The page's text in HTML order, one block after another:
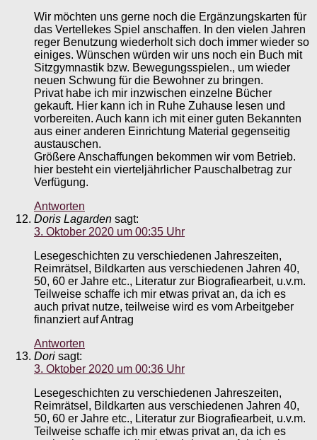
Wir möchten uns gerne noch die Ergänzungskarten für
das Vertellekes Spiel anschaffen. In den vielen Jahren
reger Benutzung wiederholt sich doch immer wieder so
einiges. Wünschen würden wir uns noch ein Buch mit
Sitzgymnastik bzw. Bewegungsspielen., um wieder
neuen Schwung für die Bewohner zu bringen.
Privat habe ich mir inzwischen einzelne Bücher
gekauft. Hier kann ich in Ruhe Zuhause lesen und
vorbereiten. Auch kann ich mit einer guten Bekannten
aus einer anderen Einrichtung Material gegenseitig
austauschen.
Größere Anschaffungen bekommen wir vom Betrieb.
hier besteht ein vierteljährlicher Pauschalbetrag zur
Verfügung.
Antworten
Doris Lagarden sagt:
3. Oktober 2020 um 00:35 Uhr
Lesegeschichten zu verschiedenen Jahreszeiten,
Reimrätsel, Bildkarten aus verschiedenen Jahren 40,
50, 60 er Jahre etc., Literatur zur Biografiearbeit, u.v.m.
Teilweise schaffe ich mir etwas privat an, da ich es
auch privat nutze, teilweise wird es vom Arbeitgeber
finanziert auf Antrag
Antworten
Dori sagt:
3. Oktober 2020 um 00:36 Uhr
Lesegeschichten zu verschiedenen Jahreszeiten,
Reimrätsel, Bildkarten aus verschiedenen Jahren 40,
50, 60 er Jahre etc., Literatur zur Biografiearbeit, u.v.m.
Teilweise schaffe ich mir etwas privat an, da ich es